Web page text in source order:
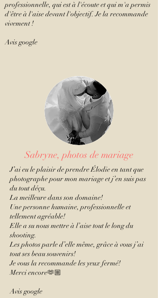
professionnelle, qui est à l'écoute et qui m'a permis
d'être à l'aise devant l'objectif. Je la recommande
vivement !
Avis google
Sabryne, photos de mariage
J’ai eu le plaisir de prendre Élodie en tant que
photographe pour mon mariage et j’en suis pas
du tout déçu.
La meilleure dans son domaine!
Une personne humaine, professionnelle et
tellement agréable!
Elle a su nous mettre à l’aise tout le long du
shooting.
Les photos parle d’elle même, grâce à vous j’ai
tout ses beau souvenirs!
Je vous la recommande les yeux fermé!
Merci encore🫶🏼
Avis google